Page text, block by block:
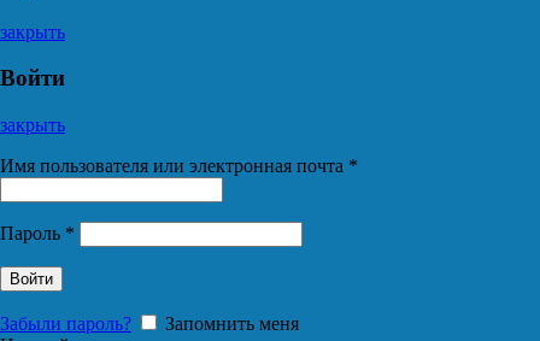
закрыть
Войти
закрыть
Имя пользователя или электронная почта *
Пароль *
Войти
Забыли пароль?
Запомнить меня